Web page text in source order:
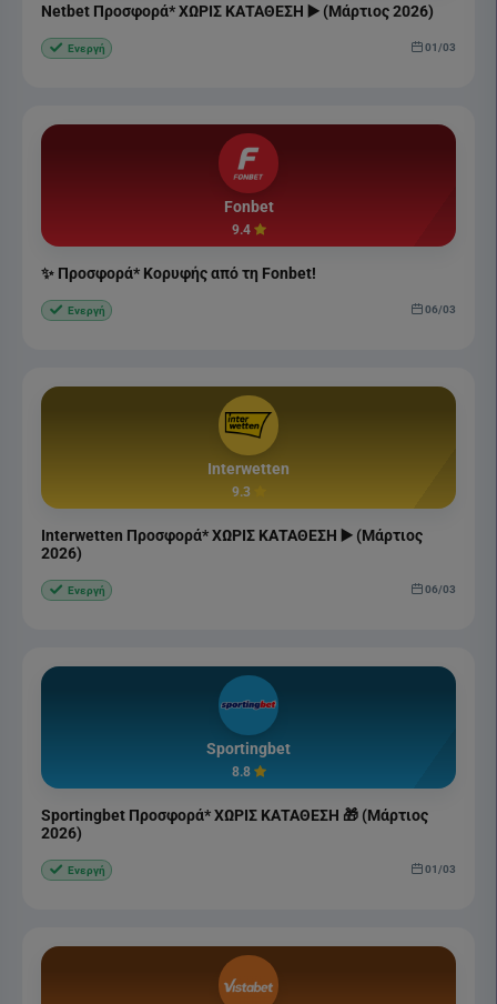
Netbet Προσφορά* ΧΩΡΙΣ ΚΑΤΑΘΕΣΗ ▶️ (Μάρτιος 2026)
Ενεργή 01/03
Fonbet
9.4
✨ Προσφορά* Κορυφής από τη Fonbet!
Ενεργή 06/03
Interwetten
9.3
Interwetten Προσφορά* ΧΩΡΙΣ ΚΑΤΑΘΕΣΗ ▶️ (Μάρτιος
2026)
Ενεργή 06/03
Sportingbet
8.8
Sportingbet Προσφορά* ΧΩΡΙΣ ΚΑΤΑΘΕΣΗ 🎁 (Μάρτιος
2026)
Ενεργή 01/03